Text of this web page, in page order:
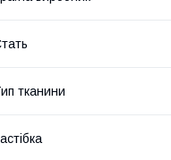
тканини